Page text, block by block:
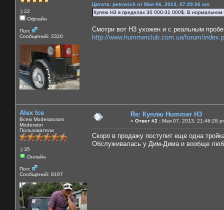
:) 22
Офлайн
Пол:
Сообщений: 2320
Цитата: petrovich от Мая 06, 2013, 07:29:26 am
Куплю Н3 в пределах 30 000-31 000$. В нормальном
Смотри вот Н3 ухожен и с реальным
http://www.hummerclub.com.ua/forum/
Alex Ice
Всем Moderatoram
Moderator
Пользователи
:) 35
Онлайн
Пол:
Сообщений: 8197
Re: Куплю Hummer H3
« Ответ #2 : Мая 07, 2013, 21:46:28
Скоро в продажу поступит еще одна
Обслуживалась у Дим-Дима и вообще